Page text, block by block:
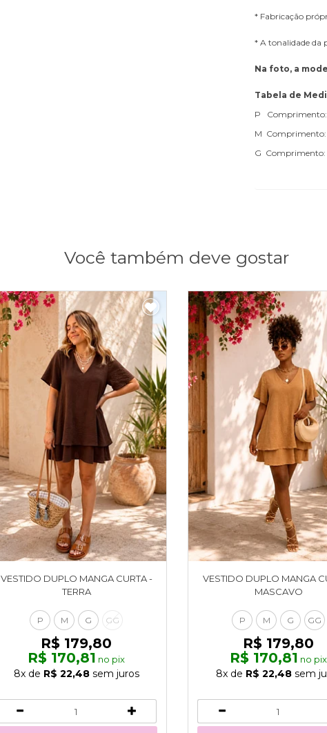
* Fabricação
* A tonalidade da
Na foto, a
Tabela de
P Comprimento:
M Comprimento:
G Comprimento:
Você também deve gostar
VESTIDO DUPLO MANGA CURTA -
TERRA
P M G GG
R$ 179,80
R$ 170,81 no pix
8xde R$ 22,48sem juros
VESTIDO DUPLO MANGA
MASCAVO
P M G GG
R$ 179,80
R$ 170,81 no pix
8xde R$ 22,48sem